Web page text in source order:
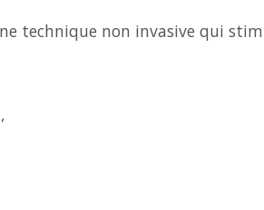
technique non invasive qui